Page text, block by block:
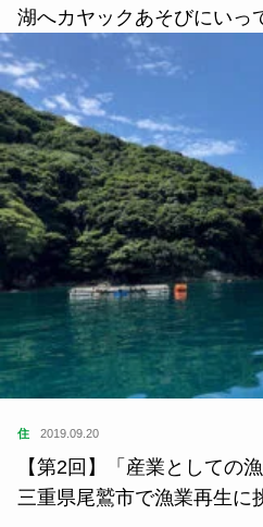
湖へカヤックあそびにいっ
住 2019.09.20
【第2回】「産業としての
三重県尾鷲市で漁業再生に